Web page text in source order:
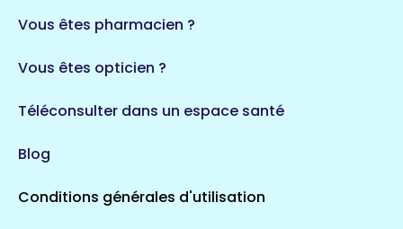
Auvergne-Rhône-Alpes
720 espaces de santé
Loiret
1 espaces de santé
Vous êtes pharmacien ?
Vous êtes opticien ?
Téléconsulter dans un espace santé
Blog
Conditions générales d'utilisation